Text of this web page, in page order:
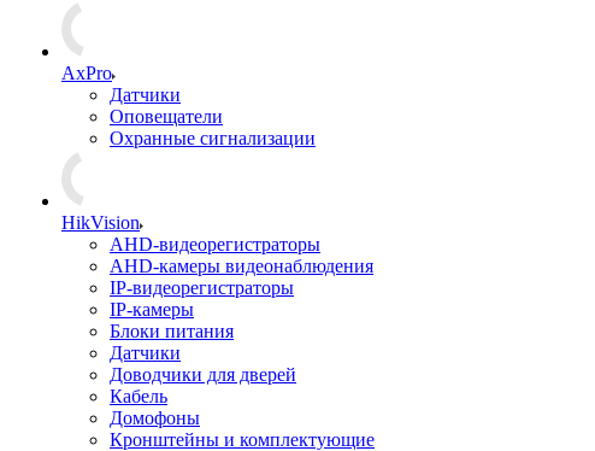
AxPro
Датчики
Оповещатели
Охранные сигнализации
HikVision
AHD-видеорегистраторы
AHD-камеры видеонаблюдения
IP-видеорегистраторы
IP-камеры
Блоки питания
Датчики
Доводчики для дверей
Кабель
Домофоны
Кронштейны и комплектующие